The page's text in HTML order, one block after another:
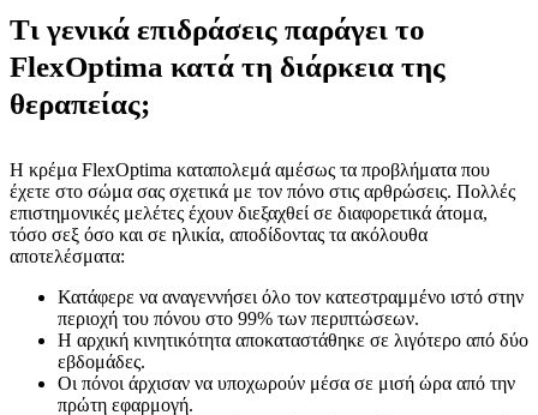
Τι γενικά επιδράσεις παράγει το
FlexOptima κατά τη διάρκεια της
θεραπείας;
Η κρέμα FlexOptima καταπολεμά αμέσως τα προβλήματα που
έχετε στο σώμα σας σχετικά με τον πόνο στις αρθρώσεις. Πολλές
επιστημονικές μελέτες έχουν διεξαχθεί σε διαφορετικά άτομα,
τόσο σεξ όσο και σε ηλικία, αποδίδοντας τα ακόλουθα
αποτελέσματα:
Κατάφερε να αναγεννήσει όλο τον κατεστραμμένο ιστό στην
περιοχή του πόνου στο 99% των περιπτώσεων.
Η αρχική κινητικότητα αποκαταστάθηκε σε λιγότερο από δύο
εβδομάδες.
Οι πόνοι άρχισαν να υποχωρούν μέσα σε μισή ώρα από την
πρώτη εφαρμογή.